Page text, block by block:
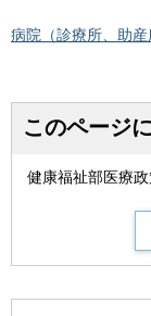
病院（診療所、助産
このページ
健康福祉部医療